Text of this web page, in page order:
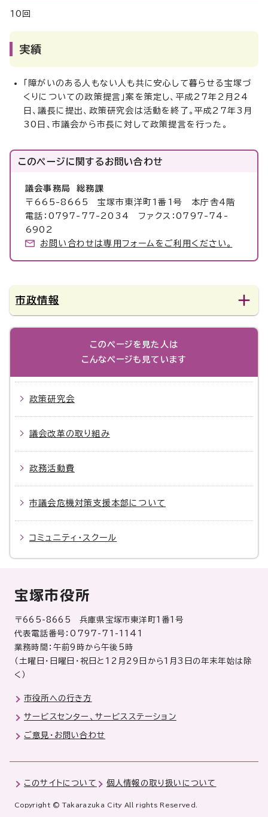
10回
実績
「障がいのある人もない人も共に安心して暮らせる宝塚づ
くりについての政策提言」案を策定し、平成27年2月24
日、議長に提出、政策研究会は活動を終了。平成27年3月
30日、市議会から市長に対して政策提言を行った。
このページに関するお問い合わせ
議会事務局 総務課
〒665-8665 宝塚市東洋町1番1号 本庁舎4階
電話：0797-77-2034 ファクス：0797-74-
6902
お問い合わせは専用フォームをご利用ください。
市政情報
このページを見た人は
こんなページも見ています
政策研究会
議会改革の取り組み
政務活動費
市議会危機対策支援本部について
コミュニティ・スクール
宝塚市役所
〒665-8665 兵庫県宝塚市東洋町1番1号
代表電話番号：0797-71-1141
業務時間：午前9時から午後5時
（土曜日・日曜日・祝日と12月29日から1月3日の年末年始は除
く）
市役所への行き方
サービスセンター、サービスステーション
ご意見・お問い合わせ
このサイトについて 個人情報の取り扱いについて
Copyright © Takarazuka City All rights Reserved.